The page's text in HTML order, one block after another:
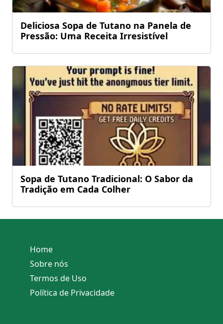
Deliciosa Sopa de Tutano na Panela de
Pressão: Uma Receita Irresistível
Sopa de Tutano Tradicional: O Sabor da
Tradição em Cada Colher
Home
Sobre nós
Termos de Uso
Política de Privacidade